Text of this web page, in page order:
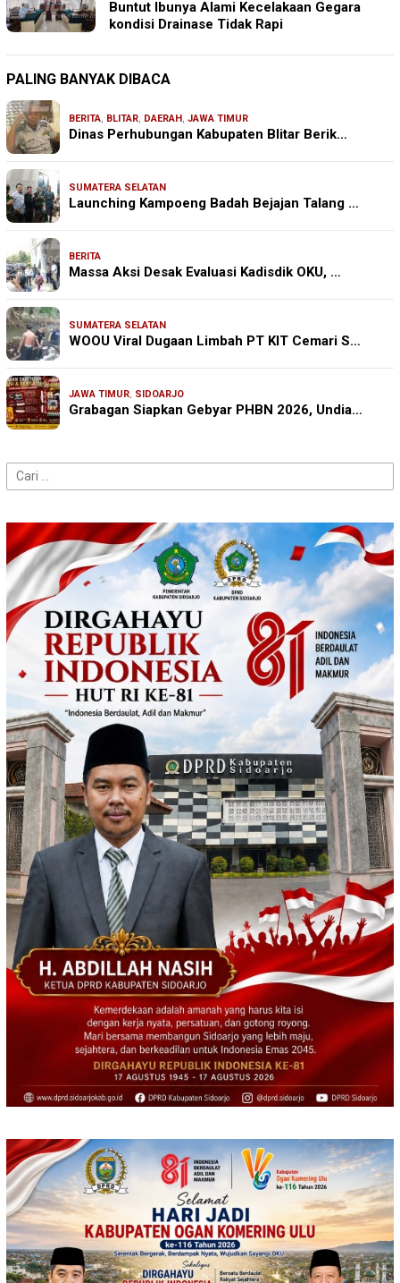
Buntut Ibunya Alami Kecelakaan Gegara
kondisi Drainase Tidak Rapi
PALING BANYAK DIBACA
BERITA, BLITAR, DAERAH , JAWA TIMUR
Dinas Perhubungan Kabupaten Blitar Berik…
SUMATERA SELATAN
Launching Kampoeng Badah Bejajan Talang …
BERITA
Massa Aksi Desak Evaluasi Kadisdik OKU, …
SUMATERA SELATAN
WOOU Viral Dugaan Limbah PT KIT Cemari S…
JAWA TIMUR, SIDOARJO
Grabagan Siapkan Gebyar PHBN 2026, Undia…
Cari
untuk: